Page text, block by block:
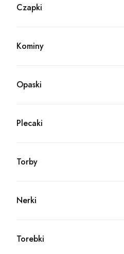
Kategoria - Czapki
Czapki
Kategoria - Kominy
Kominy
Kategoria - Opaski
Opaski
Kategoria - Plecaki
Plecaki
Kategoria - Torby
Torby
Kategoria - Nerki
Nerki
Kategoria - Torebki
Torebki